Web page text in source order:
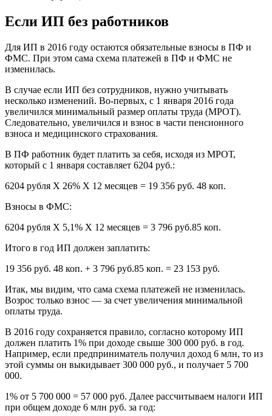
Если ИП без работников
Для ИП в 2016 году остаются обязательные взносы в ПФ и
ФМС. При этом сама схема платежей в ПФ и ФМС не
изменилась.
В случае если ИП без сотрудников, нужно учитывать
несколько изменений. Во-первых, с 1 января 2016 года
увеличился минимальный размер оплаты труда (МРОТ).
Следовательно, увеличился и взнос в части пенсионного
взноса и медицинского страхования.
В ПФ работник будет платить за себя, исходя из МРОТ,
который с 1 января составляет 6204 руб.:
6204 рубля X 26% X 12 месяцев = 19 356 руб. 48 коп.
Взносы в ФМС:
6204 рубля X 5,1% X 12 месяцев = 3 796 руб.85 коп.
Итого в год ИП должен заплатить:
19 356 руб. 48 коп. + 3 796 руб.85 коп. = 23 153 руб.
Итак, мы видим, что сама схема платежей не изменилась.
Возрос только взнос — за счет увеличения минимальной
оплаты труда.
В 2016 году сохраняется правило, согласно которому ИП
должен платить 1% при доходе свыше 300 000 руб. в год.
Например, если предприниматель получил доход 6 млн, то из
этой суммы он выкидывает 300 000 руб., и получает 5 700
000.
1% от 5 700 000 = 57 000 руб. Далее рассчитываем налоги ИП
при общем доходе 6 млн руб. за год: